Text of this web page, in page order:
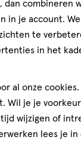
verrijkt met
en verbergt
gloed. Dit
aan je skincare
vitamine C
bevat SPF30
dan combineren
in je account.
te
in het
al onze cookies.
Wil je je
wijzigen of
lees je in